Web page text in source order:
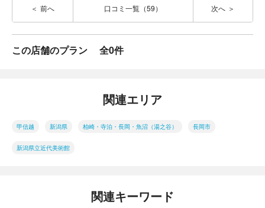
前へ 口コミ一覧（59） 次へ
この店舗のプラン 全0件
関連エリア
甲信越 新潟県 柏崎・寺泊・長岡・魚沼（湯之谷） 長岡市
新潟県立近代美術館
関連キーワード